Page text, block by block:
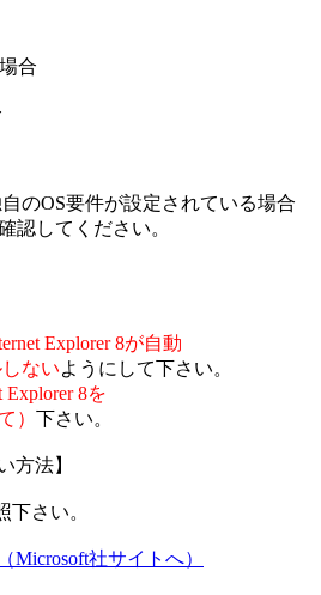
合
OS要件が設定されている場合
認してください。
Explorer 8が自動
ないようにして下さい。
Explorer 8を
） 下さい。
方法】
さい。
Microsoft社サイトへ）